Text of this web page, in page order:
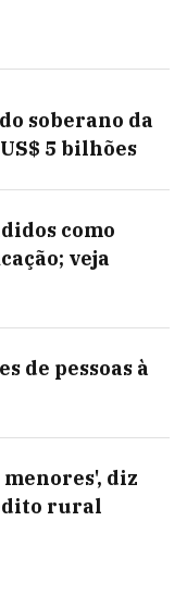
soberano da
5 bilhões
como
veja
de pessoas à
diz
rural